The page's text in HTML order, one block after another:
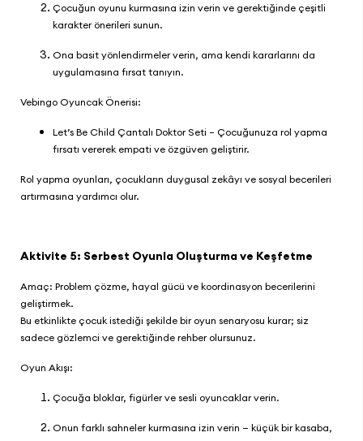
Çocuğun oyunu kurmasına izin verin ve gerektiğinde çeşitli
karakter önerileri sunun.
Ona basit yönlendirmeler verin, ama kendi kararlarını da
uygulamasına fırsat tanıyın.
Vebingo Oyuncak Önerisi:
Let’s Be Child Çantalı Doktor Seti – Çocuğunuza rol yapma
fırsatı vererek empati ve özgüven geliştirir.
Rol yapma oyunları, çocukların duygusal zekâyı ve sosyal becerileri
artırmasına yardımcı olur.
Aktivite 5: Serbest Oyunla Oluşturma ve Keşfetme
Amaç: Problem çözme, hayal gücü ve koordinasyon becerilerini
geliştirmek.
Bu etkinlikte çocuk istediği şekilde bir oyun senaryosu kurar; siz
sadece gözlemci ve gerektiğinde rehber olursunuz.
Oyun Akışı:
Çocuğa bloklar, figürler ve sesli oyuncaklar verin.
Onun farklı sahneler kurmasına izin verin — küçük bir kasaba,